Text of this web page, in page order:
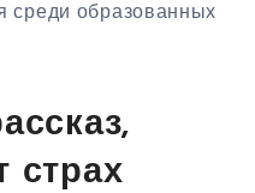
среди образованных
страх